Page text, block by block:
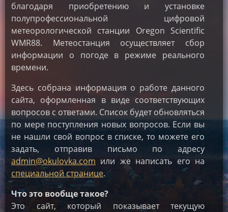
благодаря приобретению и установке
полупрофессиональной цифровой
метеорологической станции Oregon Scientific
WMR88. Метеостанция осуществляет сбор
информации о погоде в режиме реального
времени.
Здесь собрана информация о работе данного
сайта, оформленная в виде соответствующих
вопросов с ответами. Список будет обновляться
по мере поступления новых вопросов. Если вы
не нашли свой вопрос в списке, то можете его
задать, отправив письмо по адресу
admin@okulovka.com или же написать его на
специальной странице.
Что это вообще такое?
Это сайт, который показывает текущую